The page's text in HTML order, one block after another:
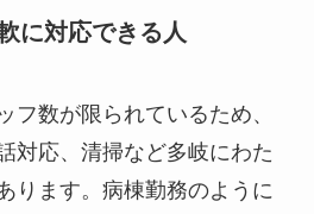
に対応できる人
フ数が限られているため、
対応、清掃など多岐にわた
ります。病棟勤務のように